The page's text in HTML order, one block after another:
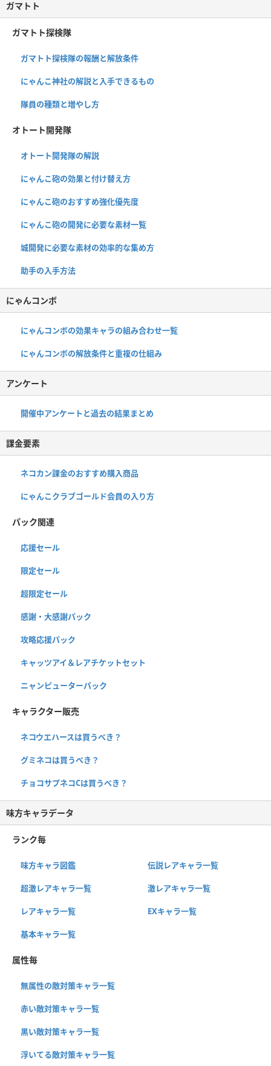
ガマトト
ガマトト探検隊
ガマトト探検隊の報酬と解放条件
にゃんこ神社の解説と入手できるもの
隊員の種類と増やし方
オトート開発隊
オトート開発隊の解説
にゃんこ砲の効果と付け替え方
にゃんこ砲のおすすめ強化優先度
にゃんこ砲の開発に必要な素材一覧
城開発に必要な素材の効率的な集め方
助手の入手方法
にゃんコンボ
にゃんコンボの効果キャラの組み合わせ一覧
にゃんコンボの解放条件と重複の仕組み
アンケート
開催中アンケートと過去の結果まとめ
課金要素
ネコカン課金のおすすめ購入商品
にゃんこクラブゴールド会員の入り方
パック関連
応援セール
限定セール
超限定セール
感謝・大感謝パック
攻略応援パック
キャッツアイ＆レアチケットセット
ニャンピューターパック
キャラクター販売
ネコウエハースは買うべき？
グミネコは買うべき？
チョコサプネコCは買うべき？
味方キャラデータ
ランク毎
味方キャラ図鑑 伝説レアキャラ一覧
超激レアキャラ一覧 激レアキャラ一覧
レアキャラ一覧 EXキャラ一覧
基本キャラ一覧
属性毎
無属性の敵対策キャラ一覧
赤い敵対策キャラ一覧
黒い敵対策キャラ一覧
浮いてる敵対策キャラ一覧